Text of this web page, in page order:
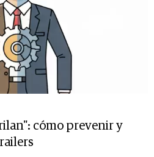
cómo prevenir y